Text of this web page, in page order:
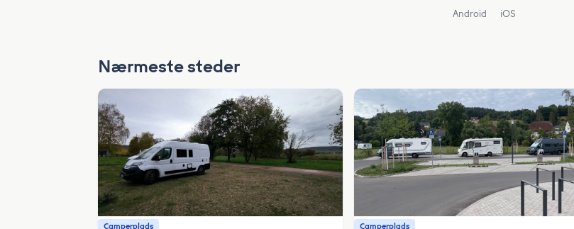
Android iOS
Nærmeste steder
Camperplads Camperplads